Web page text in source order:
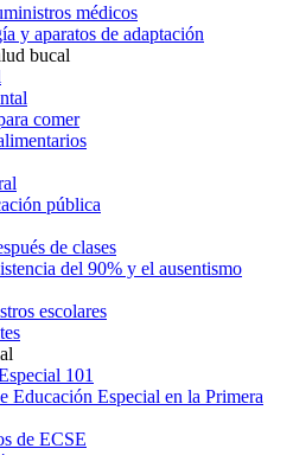
médicos
y aparatos de adaptación
bucal
comer
pública
de clases
del 90% y el ausentismo
escolares
101
Educación Especial en la Primera
de ECSE